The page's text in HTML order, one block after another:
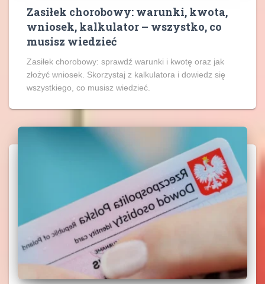
Zasiłek chorobowy: warunki, kwota,
wniosek, kalkulator – wszystko, co
musisz wiedzieć
Zasiłek chorobowy: sprawdź warunki i kwotę oraz jak
złożyć wniosek. Skorzystaj z kalkulatora i dowiedz się
wszystkiego, co musisz wiedzieć.